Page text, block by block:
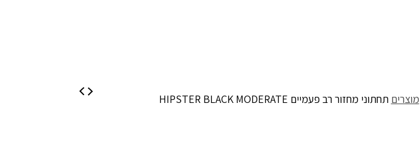
מוצרים תחתוני מחזור רב פעמיים HIPSTER BLACK MODERATE
המקוריהנוכחי
של